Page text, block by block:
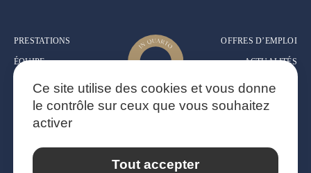
PRESTATIONS
ÉQUIPE
EXPERTISE
CONTACT
OFFRES D’EMPLOI
ACTUALITÉS
LÉGALES
Ce site utilise des cookies et vous donne
le contrôle sur ceux que vous souhaitez
activer
Tout accepter